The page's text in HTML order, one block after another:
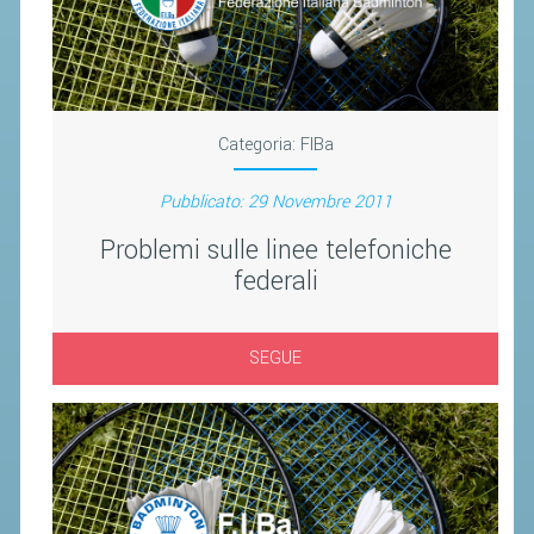
Categoria: FIBa
Pubblicato: 29 Novembre 2011
Problemi sulle linee telefoniche
federali
SEGUE
MODULI
MANIFESTAZIONI SPORTIVE
RICHIESTA TORNEI
EVENTI SOSTENIBILI
PARA BADMINTON
L'ATTIVITÀ
REGOLAMENTI
GARE
STAFF TECNICO